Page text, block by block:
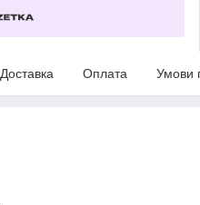
Доставка Оплата Умови